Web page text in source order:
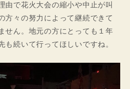
由で花火大会の縮小や中止が叫
方々の努力によって継続できて
せん。地元の方にとっても１年
も続いて行ってほしいですね。